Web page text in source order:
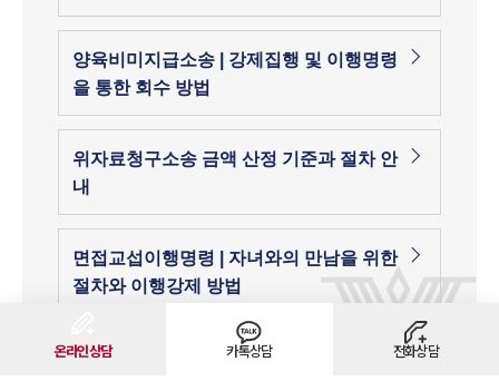
온라인상담 카톡상담 전화상담
양육비미지급소송 | 강제집행 및 이행명령
을 통한 회수 방법
위자료청구소송 금액 산정 기준과 절차 안
내
면접교섭이행명령 | 자녀와의 만남을 위한
절차와 이행강제 방법